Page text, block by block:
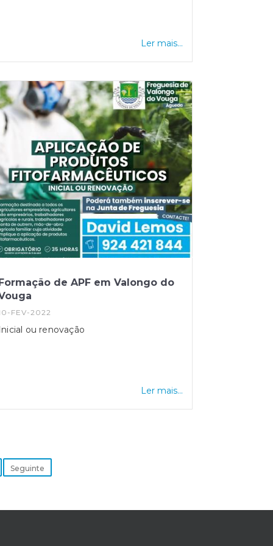
Ler mais...
de APF em Valongo do
FEV-2022
Inicial ou renovação
Ler mais...
Seguinte